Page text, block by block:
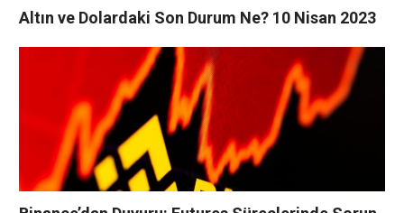
Altın ve Dolardaki Son Durum Ne? 10 Nisan 2023